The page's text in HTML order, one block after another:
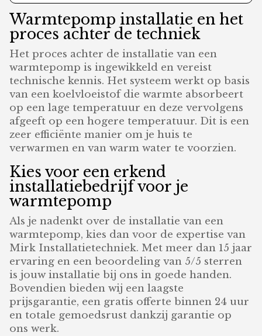
Warmtepomp installatie en het
proces achter de techniek
Het proces achter de installatie van een
warmtepomp is ingewikkeld en vereist
technische kennis. Het systeem werkt op basis
van een koelvloeistof die warmte absorbeert
op een lage temperatuur en deze vervolgens
afgeeft op een hogere temperatuur. Dit is een
zeer efficiënte manier om je huis te
verwarmen en van warm water te voorzien.
Kies voor een erkend
installatiebedrijf voor je
warmtepomp
Als je nadenkt over de installatie van een
warmtepomp, kies dan voor de expertise van
Mirk Installatietechniek. Met meer dan 15 jaar
ervaring en een beoordeling van 5/5 sterren
is jouw installatie bij ons in goede handen.
Bovendien bieden wij een laagste
prijsgarantie, een gratis offerte binnen 24 uur
en totale gemoedsrust dankzij garantie op
ons werk.